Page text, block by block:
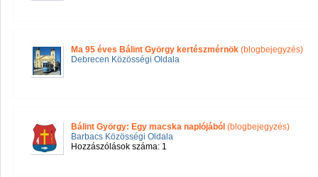
Ma 95 éves Bálint György kertészmérnök (blogbejegyzés)
Debrecen Közösségi Oldala
Bálint György: Egy macska naplójából (blogbejegyzés)
Barbacs Közösségi Oldala
Hozzászólások száma: 1